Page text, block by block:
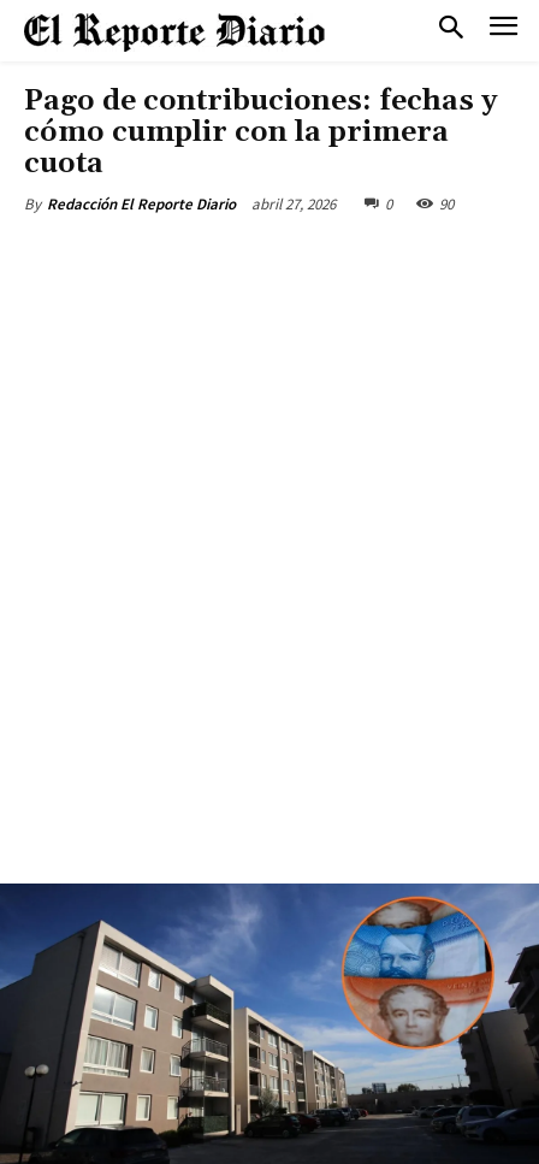
Pago de contribuciones: fechas y
cómo cumplir con la primera
cuota
By Redacción El Reporte Diario abril 27, 2026 0 90